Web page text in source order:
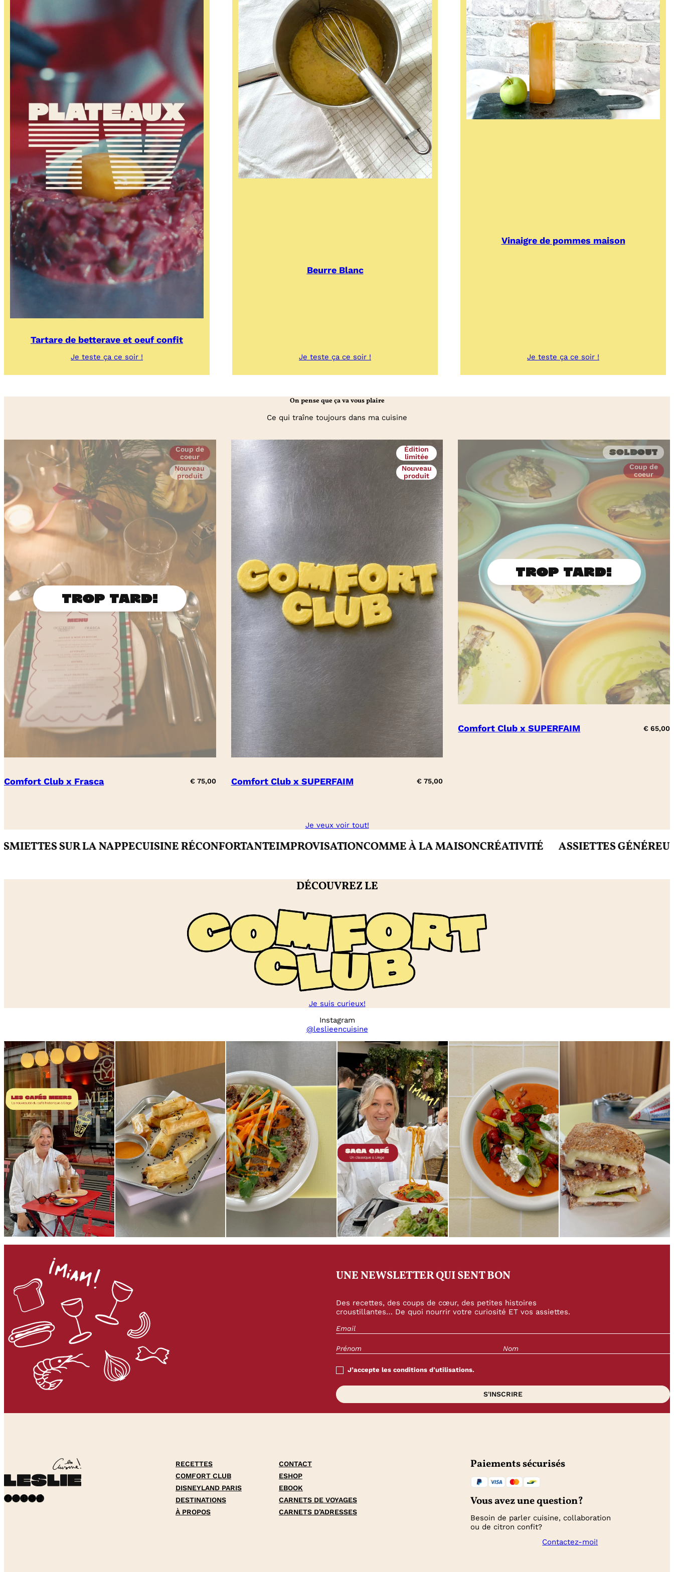
Tartare de betterave et oeuf confit
Je teste ça ce soir !
de
Beurre Blanc
Je teste ça ce soir !
Blanc
Vinaigre de pommes maison
Je teste ça ce soir !
de
On pense que ça va vous plaire
Ce qui traîne toujours dans ma cuisine
Coup de
coeur
Nouveau
produit
Comfort Club x Frasca €75,00
Édition
limitée
Nouveau
produit
Comfort Club x SUPERFAIM € 75,00
Soldout
Coup de
coeur
Comfort Club x SUPERFAIM €65,00
Je veux voir tout!
SUR LA NAPPECUISINE RÉCONFORTANTEIMPROVISATIONCOMME À LA MAISONCRÉATIVITÉ ASSIETTES GÉNÉREUSES
DÉCOUVREZ LE
Je suis curieux!
Instagram
@leslieencuisine
UNE NEWSLETTER QUI SENT BON
Des recettes, des coups de cœur, des petites histoires
croustillantes… De quoi nourrir votre curiosité ET vos assiettes.
J’accepte les conditions d’utilisations.
Facebook InstagramPinterest YouTube TikTok
RECETTES
COMFORT CLUB
DISNEYLAND PARIS
DESTINATIONS
À PROPOS
CONTACT
ESHOP
EBOOK
CARNETS DE VOYAGES
CARNETS D’ADRESSES
Paiements sécurisés
Vous avez une question?
Besoin de parler cuisine, collaboration
ou de citron confit?
Contactez-moi!